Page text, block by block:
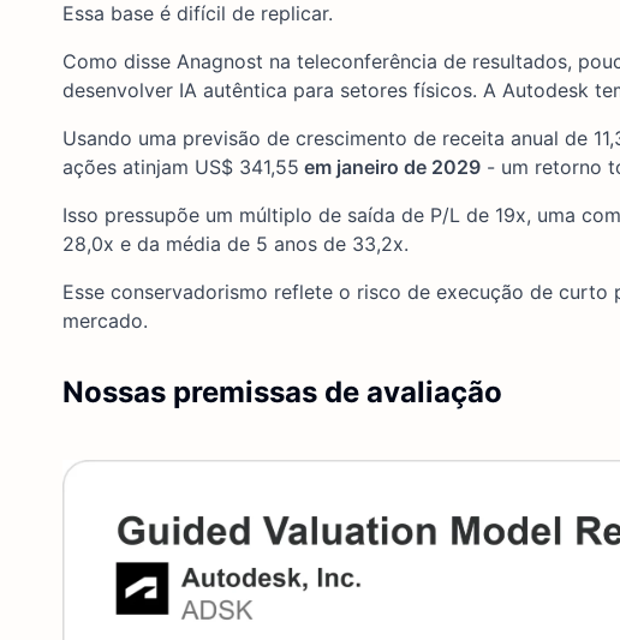
Essa base é difícil de replicar.
Como disse Anagnost na teleconferência de resultados,
desenvolver IA autêntica para setores físicos. A Autodesk
Usando uma previsão de crescimento de receita anual de
ações atinjam US$ 341,55 em janeiro de 2029 - um retorno
Isso pressupõe um múltiplo de saída de P/L de 19x, uma
28,0x e da média de 5 anos de 33,2x.
Esse conservadorismo reflete o risco de execução de
mercado.
Nossas premissas de avaliação